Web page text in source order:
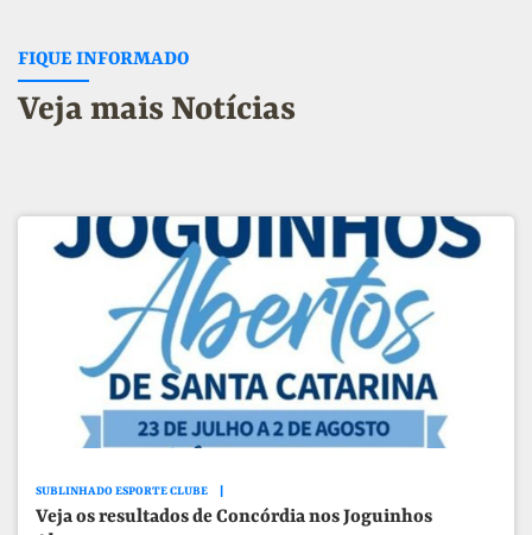
FIQUE INFORMADO
Veja mais Notícias
SUBLINHADO ESPORTE CLUBE
Veja os resultados de Concórdia nos Joguinhos